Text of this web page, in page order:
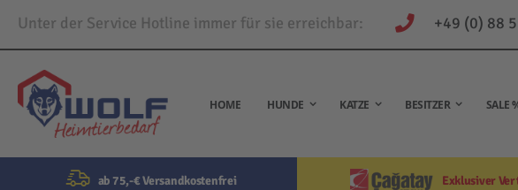
Unter der Service Hotline immer für sie erreichbar: +49 (0) 88
Direkt
zum
Inhalt
HOME HUNDE KATZE BESITZER SALE
ab 75,-€ Versandkostenfrei Exklusiver